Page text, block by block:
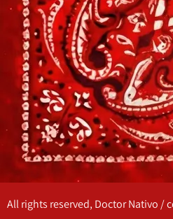
All rights reserved, Doctor Nativo /